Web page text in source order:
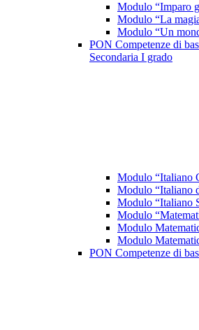
Modulo “Imparo
Modulo “La
Modulo “Un
PON Competenze di
Secondaria I grado
Modulo “Italiano
Modulo “Italiano
Modulo “Italiano
Modulo
Modulo
Modulo
PON Competenze di